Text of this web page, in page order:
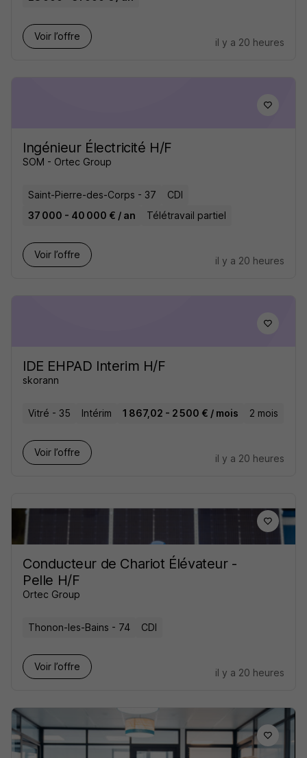
Voir l’offre
il y a 20 heures
Ingénieur Électricité H/F
SOM - Ortec Group
Saint-Pierre-des-Corps - 37
CDI
37 000 - 40 000 € / an
Télétravail partiel
Voir l’offre
il y a 20 heures
IDE EHPAD Interim H/F
skorann
Vitré - 35 Intérim 1 867,02 - 2 500 € / mois 2 mois
Voir l’offre
il y a 20 heures
Conducteur de Chariot Élévateur -
Pelle H/F
Ortec Group
Thonon-les-Bains - 74 CDI
Voir l’offre
il y a 20 heures